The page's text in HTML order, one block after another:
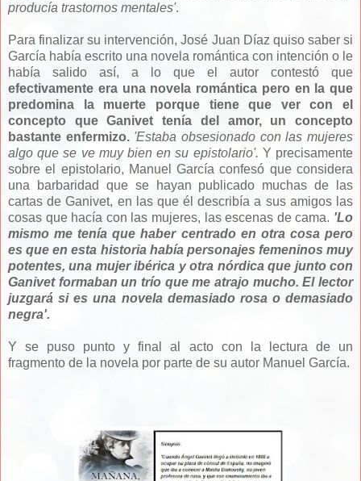
producía trastornos mentales'.
Para finalizar su intervención, José Juan Díaz quiso saber si
García había escrito una novela romántica con intención o le
había salido así, a lo que el autor contestó que
efectivamente era una novela romántica pero en la que
predomina la muerte porque tiene que ver con el
concepto que Ganivet tenía del amor, un concepto
bastante enfermizo. 'Estaba obsesionado con las mujeres
algo que se ve muy bien en su epistolario'. Y precisamente
sobre el epistolario, Manuel García confesó que considera
una barbaridad que se hayan publicado muchas de las
cartas de Ganivet, en las que él describía a sus amigos las
cosas que hacía con las mujeres, las escenas de cama. 'Lo
mismo me tenía que haber centrado en otra cosa pero
es que en esta historia había personajes femeninos muy
potentes, una mujer ibérica y otra nórdica que junto con
Ganivet formaban un trío que me atrajo mucho. El lector
juzgará si es una novela demasiado rosa o demasiado
negra'.
Y se puso punto y final al acto con la lectura de un
fragmento de la novela por parte de su autor Manuel García.